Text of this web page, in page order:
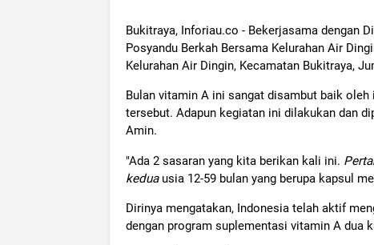
Bukitraya, Inforiau.co - Bekerjasama dengan
Posyandu Berkah Bersama Kelurahan Air
Kelurahan Air Dingin, Kecamatan Bukitraya,
Bulan vitamin A ini sangat disambut baik
tersebut. Adapun kegiatan ini dilakukan dan
Amin.
"Ada 2 sasaran yang kita berikan kali ini.
keduausia 12-59 bulan yang berupa kapsul
Dirinya mengatakan, Indonesia telah aktif
dengan program suplementasi vitamin A dua